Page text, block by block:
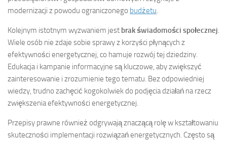
modernizacji z powodu ograniczonego budżetu
Kolejnym istotnym wyzwaniem jest brak świadomości społecznej
Wiele osób nie zdaje sobie sprawy z korzyści płynących z
efektywności energetycznej, co hamuje rozwój tej dziedziny.
Edukacja i kampanie informacyjne są kluczowe, aby zwiększyć
zainteresowanie i zrozumienie tego tematu. Bez odpowiedniej
wiedzy, trudno zachęcić kogokolwiek do podjęcia działań na rzecz
zwiększenia efektywności energetycznej.
Przepisy prawne również odgrywają znaczącą rolę w kształtowaniu
skuteczności implementacji rozwiązań energetycznych. Często są